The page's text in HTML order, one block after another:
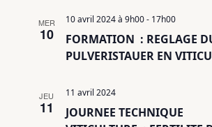
MER
10
FORMATION : REGLAGE
PULVERISTAUER EN
10 avril 2024 à 9h00- 17h00
JEU
11
JOURNEE TECHNIQUE
11 avril 2024